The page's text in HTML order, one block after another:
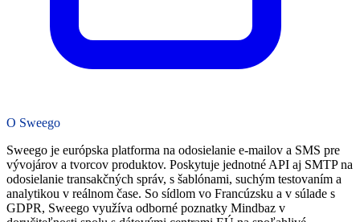
O Sweego
Sweego je európska platforma na odosielanie e-mailov a SMS pre
vývojárov a tvorcov produktov. Poskytuje jednotné API aj SMTP na
odosielanie transakčných správ, s šablónami, suchým testovaním a
analytikou v reálnom čase. So sídlom vo Francúzsku a v súlade s
GDPR, Sweego využíva odborné poznatky Mindbaz v